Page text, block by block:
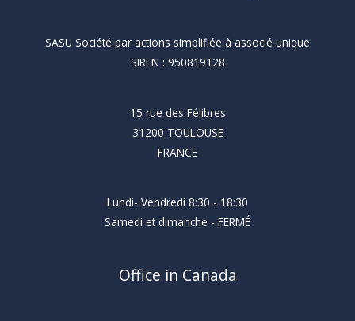
SASU Société par actions simplifiée à associé unique
SIREN : 950819128
15 rue des Félibres
31200 TOULOUSE
FRANCE
Lundi- Vendredi 8:30 - 18:30
Samedi et dimanche - FERMÉ
Office in Canada